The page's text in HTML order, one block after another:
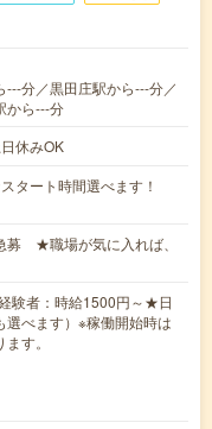
分／黒田庄駅から---分／
から---分
休みOK
タート時間選べます！
★職場が気に入れば、
験者：時給1500円～★日
べます）※稼働開始時は
す。